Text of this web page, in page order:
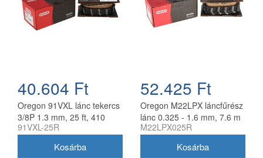
40.604 Ft
Oregon 91VXL lánc tekercs
3/8P 1.3 mm, 25 ft, 410
szem
91VXL-25R
52.425 Ft
Oregon M22LPX láncfűrész
lánc 0.325 - 1.6 mm, 7.6 m
tekercs
M22LPX025R